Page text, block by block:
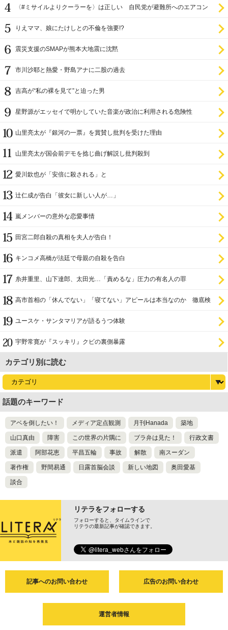
〈#ミサイルよりクーラーを〉は正しい 自民党が避難所へのエアコン
りえママ、娘にたけしとの不倫を強要!?
震災支援のSMAPが熊本大地震に沈黙
市川沙耶と熱愛・野島アナに二股の過去
吉高が“私の裸を見て”と迫った男
星野源がエッセイで明かしていた音楽が政治に利用される危険性
山里亮太が『銀河の一票』を賞賛し批判を受けた理由
山里亮太が国会前デモを捻じ曲げ解説し批判殺到
愛川欽也が「安倍に殺される」と
辻仁成が告白「彼女に新しい人が…」
嵐メンバーの意外な恋愛事情
田宮二郎自殺の真相を夫人が告白！
キンコメ高橋が法廷で母親の自殺を告白
糸井重里、山下達郎、太田光…「責めるな」圧力の有名人の罪
高市首相の「休んでない」「寝てない」アピールは本当なのか 徹底検
ユースケ・サンタマリアが語るうつ体験
宇野常寛が『スッキリ』クビの裏側暴露
カテゴリ別に読む
話題のキーワード
アベを倒したい！ メディア定点観測 月刊Hanada 築地
山口真由 障害 この世界の片隅に ブラ弁は見た！ 行政文書
派遣 阿部花恵 平昌五輪 事故 解散 南スーダン
著作権 野間易通 日露首脳会談 新しい地図 奥田愛基
談合
リテラをフォローする
フォローすると、タイムラインで
リテラの最新記事が確認できます。
記事へのお問い合わせ 広告のお問い合わせ
運営者情報